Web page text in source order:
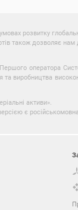
розвитку
також дозволяє нам
оператора
та виробництва
активи».
є